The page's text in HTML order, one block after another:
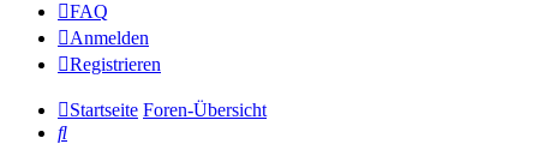
FAQ
Anmelden
Registrieren
Startseite Foren-Übersicht
Suche